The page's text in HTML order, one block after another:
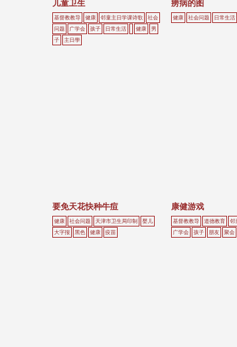
儿童卫生
基督教教导 健康 邻童主日学课诗歌
社会
问题
广学会 孩子 日常生活 健康
男
子
主日學
痨病的图
健康 社会问题 日常生活
要免天花快种牛痘
健康 社会问题 天津市卫生局印制
婴儿
大字报
黑色 健康 疫苗
康健游戏
基督教教导 道德教育
邻
广学会
孩子 朋友 聚会